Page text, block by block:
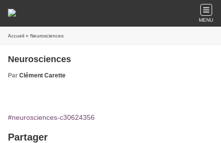
MENU
Accueil » Neurosciences
Neurosciences
Par Clément Carette
#neurosciences-c30624356
Partager